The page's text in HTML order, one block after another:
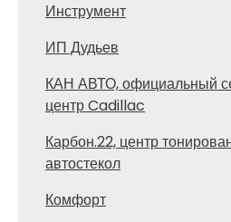
Инструмент
ИП Дудьев
КАН АВТО, официальный
центр Cadillac
Карбон.22, центр
автостекол
Комфорт